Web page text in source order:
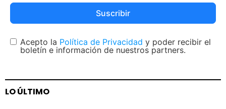
Suscribir
Acepto la Política de Privacidad y poder recibir el
boletín e información de nuestros partners.
LO ÚLTIMO